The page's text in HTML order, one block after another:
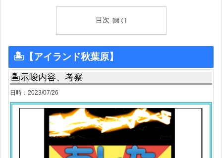
目次
🏝【アイランド秋葉原】
🏝示唆内容、考察
日時：2023/07/26